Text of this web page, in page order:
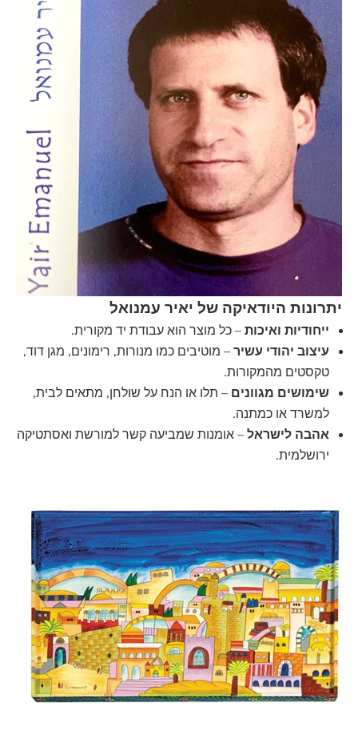
יתרונות היודאיקה של יאיר עמנואל
ייחודיות ואיכות– כל מוצר הוא עבודת יד מקורית.
עיצוב יהודי עשיר– מוטיבים כמו מנורות, רימונים, מגן דוד,
טקסטים מהמקורות.
שימושים מגוונים – תלו או הנח על שולחן, מתאים לבית,
למשרד או כמתנה.
אהבה לישראל– אומנות שמביעה קשר למורשת ואסתטיקה
ירושלמית.